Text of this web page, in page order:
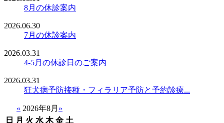
8月の休診案内
2026.06.30
7月の休診案内
2026.03.31
4-5月の休診日のご案内
2026.03.31
狂犬病予防接種・フィラリア予防と予約診療...
« 2026年8月 »
日
月 火 水 木 金 土